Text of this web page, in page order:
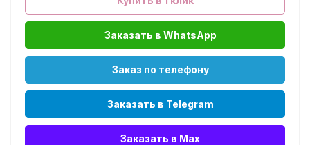
Заказать в WhatsApp
Заказ по телефону
Заказать в Telegram
Заказать в Max